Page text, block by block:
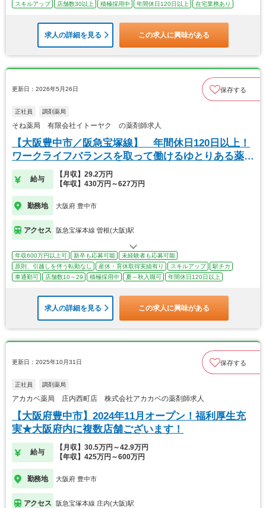
スキルアップ
店舗数30以上 積極採用中 年間休日120日以上 在宅業務あり
求人の詳細を見る この求人に興味がある
更新日：2026年5月26日 保存する
正社員 調剤薬局
そね薬局 有限会社イトーヤク の薬剤師求人
【大阪豊中市／阪急宝塚線】 年間休日120日以上！
ワークライフバランスを取って働けるゆとりある薬
局。
給与
【月収】29.2万円
【年収】430万円～627万円
勤務地 大阪府 豊中市
アクセス 阪急宝塚本線 曽根(大阪)駅
年収600万円以上可 新卒も応募可能
未経験者も応募可能
原則、引越しを伴う転勤なし
産休・育休取得実績有り スキルアップ
駅チカ
車通勤可
店舗数10～29 積極採用中 夏～秋入職可 年間休日120日以上
求人の詳細を見る この求人に興味がある
更新日：2025年10月31日 保存する
正社員 調剤薬局
アカカベ薬局 庄内西町店 株式会社アカカベの薬剤師求人
【大阪府豊中市】2024年11月オープン！福利厚生充
実★大阪府内に複数店舗ございます！
給与
【月収】30.5万円～42.9万円
【年収】425万円～600万円
勤務地 大阪府 豊中市
アクセス 阪急宝塚本線 庄内(大阪)駅